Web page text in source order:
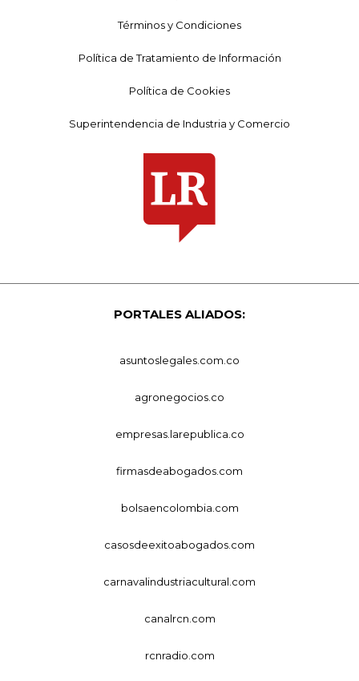
Términos y Condiciones
Política de Tratamiento de Información
Política de Cookies
Superintendencia de Industria y Comercio
PORTALES ALIADOS:
asuntoslegales.com.co
agronegocios.co
empresas.larepublica.co
firmasdeabogados.com
bolsaencolombia.com
casosdeexitoabogados.com
carnavalindustriacultural.com
canalrcn.com
rcnradio.com